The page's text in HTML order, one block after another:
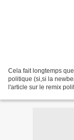
Cela fait longtemps
politique (si,si la
l'article sur le remix